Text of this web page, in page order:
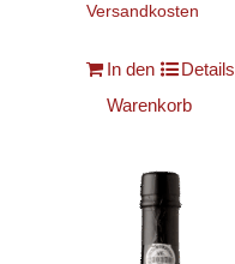
Versandkosten
In den
Warenkorb
Details